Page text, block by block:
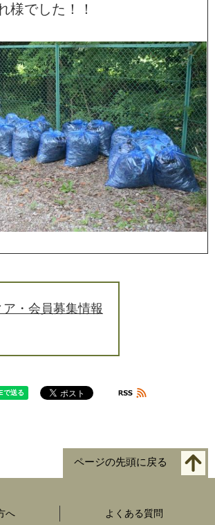
様でした！！
・会員募集情報
ページの先頭に戻る
へ よくある質問